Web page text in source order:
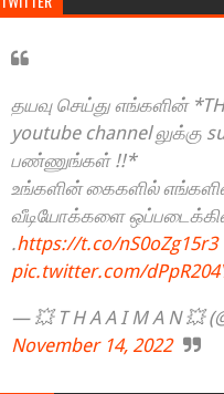
தயவு செய்து எங்களின்
youtube channel லுக்கு
பண்ணுங்கள் !!*
உங்களின் கைகளில்
வீடியோக்களை
.https://t.co/nS0oZg15r3
pic.twitter.com/
— 💥 T H A A I M A N 💥
November 14, 2022